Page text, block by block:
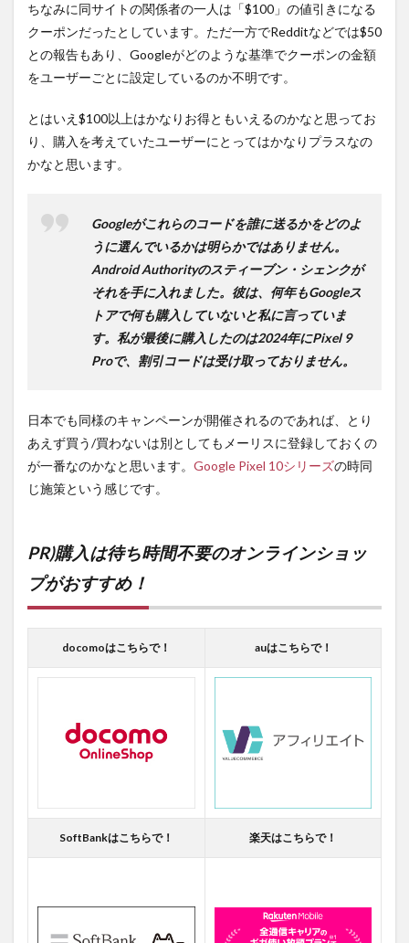
ちなみに同サイトの関係者の一人は「$100」の値引きになる
クーポンだったとしています。ただ一方でRedditなどでは$50
との報告もあり、Googleがどのような基準でクーポンの金額
をユーザーごとに設定しているのか不明です。
とはいえ$100以上はかなりお得ともいえるのかなと思ってお
り、購入を考えていたユーザーにとってはかなりプラスなの
かなと思います。
Googleがこれらのコードを誰に送るかをどのよ
うに選んでいるかは明らかではありません。
Android Authorityのスティーブン・シェンクが
それを手に入れました。彼は、何年もGoogleス
トアで何も購入していないと私に言っていま
す。私が最後に購入したのは2024年にPixel 9
Proで、割引コードは受け取っておりません。
日本でも同様のキャンペーンが開催されるのであれば、とり
あえず買う/買わないは別としてもメーリスに登録しておくの
が一番なのかなと思います。 Google Pixel 10シリーズの時同
じ施策という感じです。
PR)購入は待ち時間不要のオンラインショッ
プがおすすめ！
docomoはこちらで！ auはこちらで！
SoftBankはこちらで！ 楽天はこちらで！